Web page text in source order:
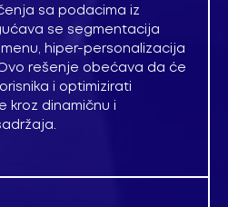
sa podacima iz
se segmentacija
hiper-personalizacija
rešenje obećava da će
i optimizirati
kroz dinamičnu i